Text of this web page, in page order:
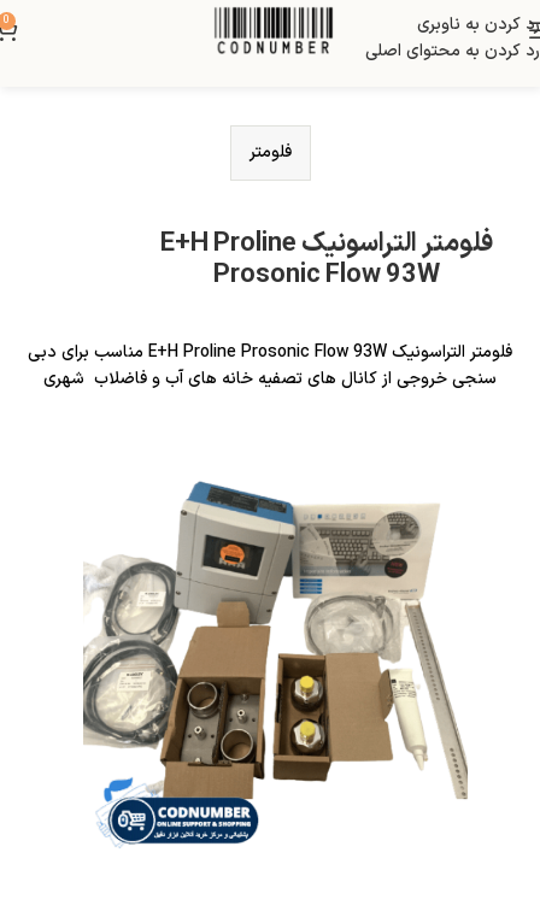
رد کردن به ناوبری
رد کردن به محتوای اصلی
0
فلومتر
فلومتر التراسونیک E+H Proline
Prosonic Flow 93W
فلومتر التراسونیک E+H Proline Prosonic Flow 93W مناسب برای دبی
سنجی خروجی از کانال های تصفیه خانه های آب و فاضلاب شهری